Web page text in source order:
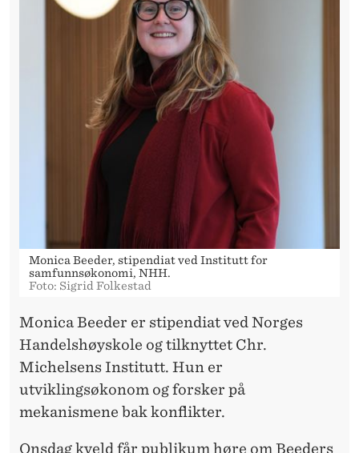
Monica Beeder, stipendiat ved Institutt for
samfunnsøkonomi, NHH.
Foto: Sigrid Folkestad
Monica Beeder er stipendiat ved Norges
Handelshøyskole og tilknyttet Chr.
Michelsens Institutt. Hun er
utviklingsøkonom og forsker på
mekanismene bak konflikter.
Onsdag kveld får publikum høre om Beeders